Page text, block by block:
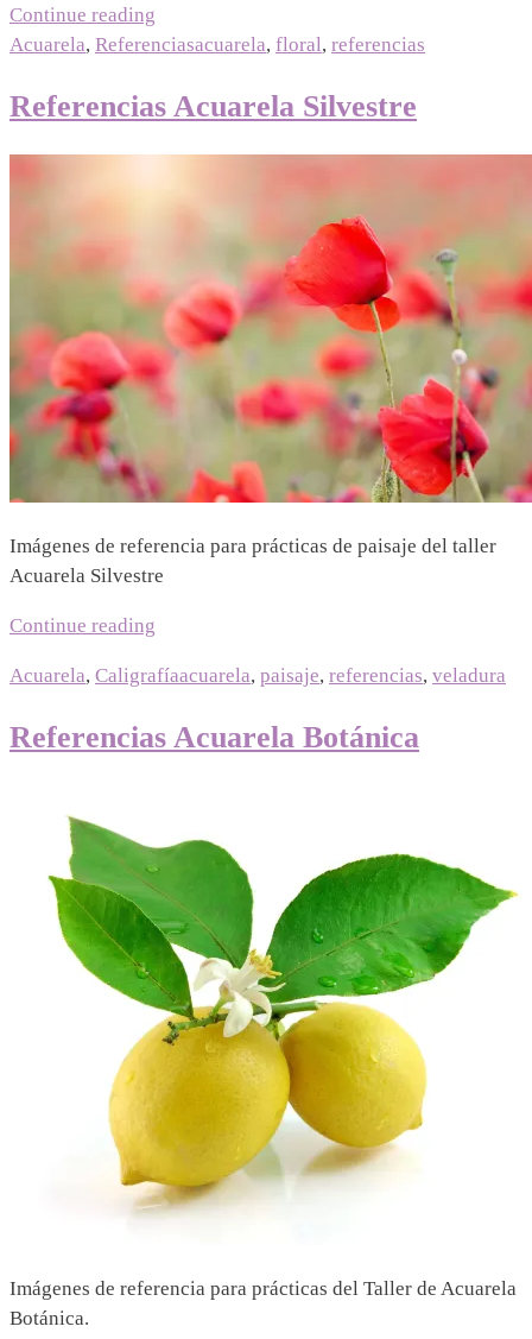
Continue reading
Acuarela, Referenciasacuarela, floral, referencias
Referencias Acuarela Silvestre
Imágenes de referencia para prácticas de paisaje del taller
Acuarela Silvestre
Continue reading
Acuarela, Caligrafíaacuarela, paisaje, referencias, veladura
Referencias Acuarela Botánica
Imágenes de referencia para prácticas del Taller de Acuarela
Botánica.